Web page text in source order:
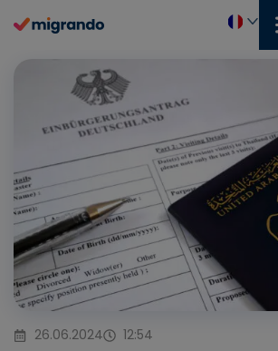
au
Français
26.06.2024 12:54